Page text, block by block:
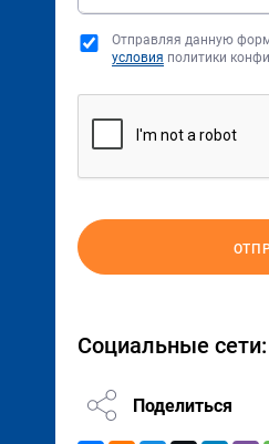
Отправляя данную
условия политики
Социальные сети:
Поделиться